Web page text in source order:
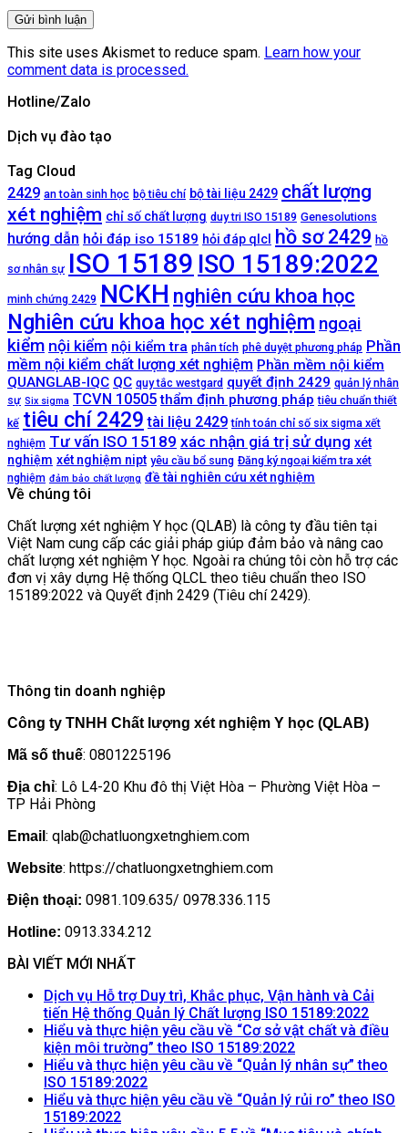
This site uses Akismet to reduce spam. Learn how your
comment data is processed.
Hotline/Zalo
Dịch vụ đào tạo
Tag Cloud
2429 an toàn sinh học bộ tiêu chí bộ tài liệu 2429 chất lượng
xét nghiệm chỉ số chất lượng duy tri ISO 15189 Genesolutions
hướng dẫn hỏi đáp iso 15189 hỏi đáp qlcl hồ sơ 2429 hồ
sơ nhân sự ISO 15189 ISO 15189:2022
minh chứng 2429 NCKH nghiên cứu khoa học
Nghiên cứu khoa học xét nghiệm ngoại
kiểm nội kiểm nội kiểm tra phân tích phê duyệt phương pháp Phần
mềm nội kiểm chất lượng xét nghiệm Phần mềm nội kiểm
QUANGLAB-IQC QC quy tắc westgard quyết định 2429 quản lý nhân
sự Six sigma TCVN 10505 thẩm định phương pháp tiêu chuẩn thiết
kế tiêu chí 2429 tài liệu 2429 tính toán chỉ số six sigma xết
nghiệm Tư vấn ISO 15189 xác nhận giá trị sử dụng xét
nghiệm xét nghiệm nipt yêu cầu bổ sung Đăng ký ngoại kiểm tra xét
nghiệm đảm bảo chất lượng đề tài nghiên cứu xét nghiệm
Về chúng tôi
Chất lượng xét nghiệm Y học (QLAB) là công ty đầu tiên tại
Việt Nam cung cấp các giải pháp giúp đảm bảo và nâng cao
chất lượng xét nghiệm Y học. Ngoài ra chúng tôi còn hỗ trợ các
đơn vị xây dựng Hệ thống QLCL theo tiêu chuẩn theo ISO
15189:2022 và Quyết định 2429 (Tiêu chí 2429).
Thông tin doanh nghiệp
Công ty TNHH Chất lượng xét nghiệm Y học (QLAB)
Mã số thuế: 0801225196
Địa chỉ: Lô L4-20 Khu đô thị Việt Hòa – Phường Việt Hòa –
TP Hải Phòng
Email : qlab@chatluongxetnghiem.com
Website: https://chatluongxetnghiem.com
Điện thoại: 0981.109.635/ 0978.336.115
Hotline: 0913.334.212
BÀI VIẾT MỚI NHẤT
Dịch vụ Hỗ trợ Duy trì, Khắc phục, Vận hành và Cải
tiến Hệ thống Quản lý Chất lượng ISO 15189:2022
có
luận
Dịch
Hiểu và thực hiện yêu cầu về “Cơ sở vật chất và điều
kiện môi trường” theo ISO 15189:2022
có
luận
Hiểu và thực hiện yêu cầu về “Quản lý nhân sự” theo
ISO 15189:2022
có
Hiểu và thực hiện yêu cầu về “Quản lý rủi ro” theo ISO
15189:2022